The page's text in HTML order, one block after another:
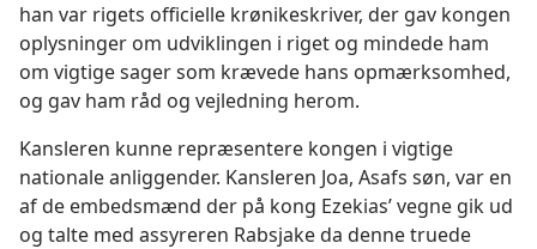
han var rigets officielle krønikeskriver, der gav kongen
oplysninger om udviklingen i riget og mindede ham
om vigtige sager som krævede hans opmærksomhed,
og gav ham råd og vejledning herom.
Kansleren kunne repræsentere kongen i vigtige
nationale anliggender. Kansleren Joa, Asafs søn, var en
af de embedsmænd der på kong Ezekias’ vegne gik ud
og talte med assyreren Rabsjake da denne truede